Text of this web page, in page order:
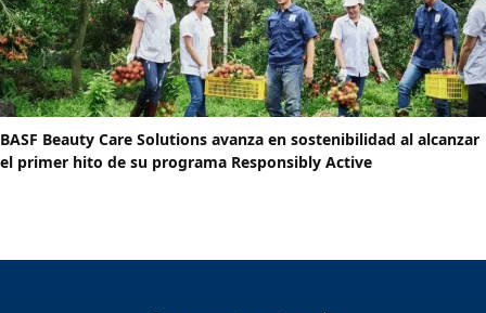
BASF Beauty Care Solutions avanza en sostenibilidad al alcanzar
el primer hito de su programa Responsibly Active